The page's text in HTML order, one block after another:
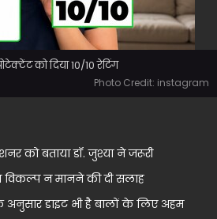
को दिया 10/10 रेटिंग
Photo Credit: instagram
को बताया डॉ. जुश्या ने जरूरी
विकल्प न मानने की दी सलाह
अनुसार डाइट भी है बालों के लिए अहम